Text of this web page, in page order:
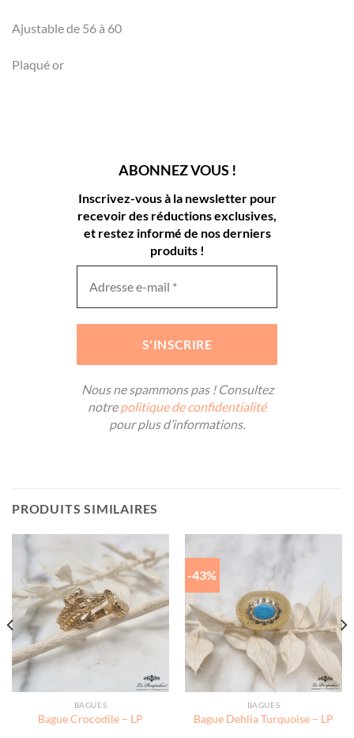
Ajustable de 56 à 60
Plaqué or
ABONNEZ VOUS !
Inscrivez-vous à la newsletter pour
recevoir des réductions exclusives,
et restez informé de nos derniers
produits !
Nous ne spammons pas ! Consultez
notrepolitique de confidentialité
pour plus d’informations.
PRODUITS SIMILAIRES
BAGUES
Bague Crocodile – LP
-43%
BAGUES
Bague Dehlia Turquoise – LP